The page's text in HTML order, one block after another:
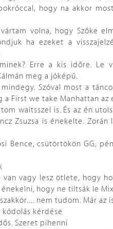
hogy na akkor
volna, hogy Szőke
ha ezeket a
Erre a kis időre. Le
meg a jóképű.
Szóval most a
First we take Manhattan
waitsszel is. És az én
Zsuzsa is énekelte. Zorán
Bence, csütörtökön GG,
vagy lesz ötlete, hogy
hogy ne tiltsák le
nem tudom. Már az
kérdése
Szeret pihenni